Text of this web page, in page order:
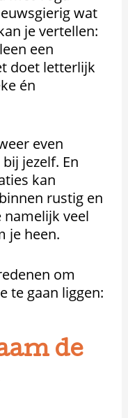
wat
je vertellen:
een
doet letterlijk
én
even
jezelf. En
kan
rustig en
namelijk veel
je heen.
om
te gaan liggen:
de